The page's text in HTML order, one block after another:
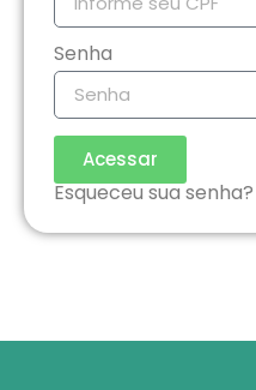
Senha
Acessar
Esqueceu sua senha?